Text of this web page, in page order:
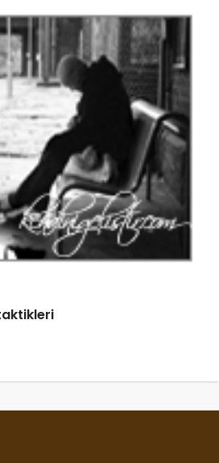
taktikleri